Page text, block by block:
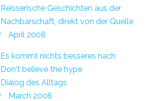
Reisserische Geschichten aus der
Nachbarschaft, direkt von der Quelle
April 2008
Es kommt nichts besseres nach
Don't believe the hype
Dialog des Alltags
March 2008